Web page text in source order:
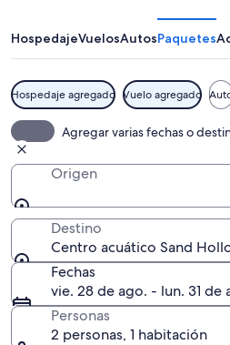
HospedajeVuelosAutosPaquetes
Hospedaje agregado Vuelo agregado
Agregar varias fechas o
Origen
Destino
Centro acuático Sand
Fechas
vie. 28 de ago. - lun. 31 de
Personas
2 personas, 1 habitación